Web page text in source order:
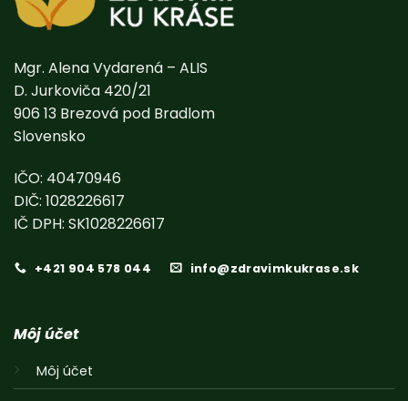
Mgr. Alena Vydarená – ALIS
D. Jurkoviča 420/21
906 13 Brezová pod Bradlom
Slovensko
IČO: 40470946
DIČ: 1028226617
IČ DPH: SK1028226617
+421 904 578 044 info@zdravimkukrase.sk
Môj účet
Môj účet